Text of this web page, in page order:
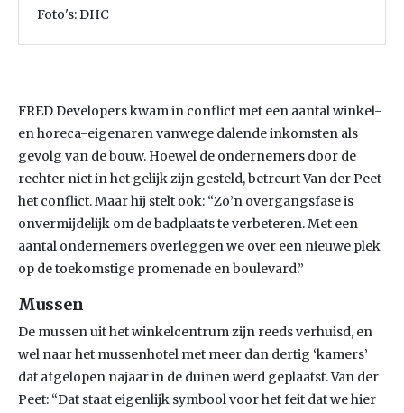
Foto's: DHC
FRED Developers kwam in conflict met een aantal winkel-
en horeca-eigenaren vanwege dalende inkomsten als
gevolg van de bouw. Hoewel de ondernemers door de
rechter niet in het gelijk zijn gesteld, betreurt Van der Peet
het conflict. Maar hij stelt ook: “Zo’n overgangsfase is
onvermijdelijk om de badplaats te verbeteren. Met een
aantal ondernemers overleggen we over een nieuwe plek
op de toekomstige promenade en boulevard.”
Mussen
De mussen uit het winkelcentrum zijn reeds verhuisd, en
wel naar het mussenhotel met meer dan dertig ‘kamers’
dat afgelopen najaar in de duinen werd geplaatst. Van der
Peet: “Dat staat eigenlijk symbool voor het feit dat we hier